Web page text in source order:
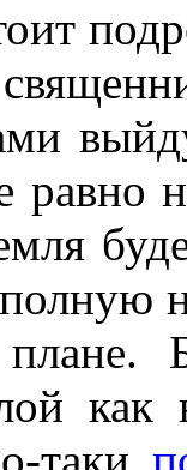
равно
таки